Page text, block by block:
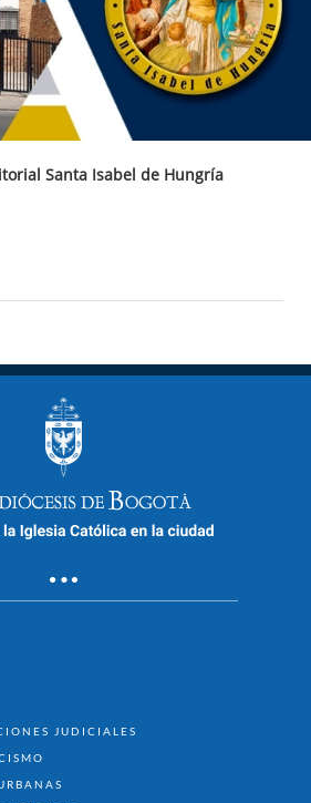
Santa Isabel de Hungría
JUDICIALES